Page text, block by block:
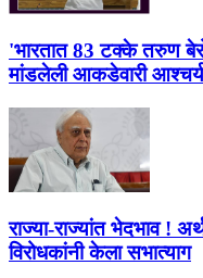
'भारतात 83 टक्के तरुण
मांडलेली आकडेवारी
राज्या-राज्यांत भेदभाव !
विरोधकांनी केला सभात्याग